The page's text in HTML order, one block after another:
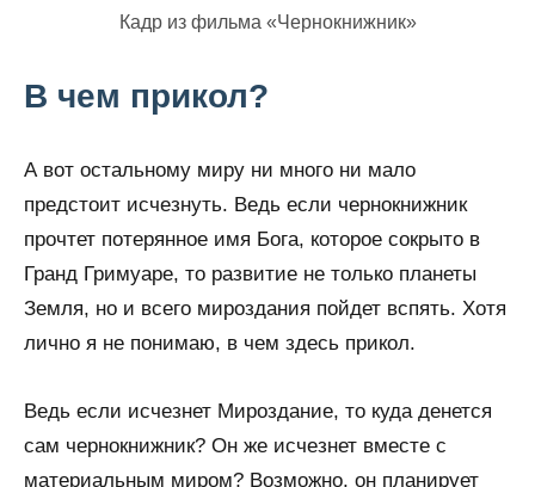
Кадр из фильма «Чернокнижник»
В чем прикол?
А вот остальному миру ни много ни мало
предстоит исчезнуть. Ведь если чернокнижник
прочтет потерянное имя Бога, которое сокрыто в
Гранд Гримуаре, то развитие не только планеты
Земля, но и всего мироздания пойдет вспять. Хотя
лично я не понимаю, в чем здесь прикол.
Ведь если исчезнет Мироздание, то куда денется
сам чернокнижник? Он же исчезнет вместе с
материальным миром? Возможно, он планирует